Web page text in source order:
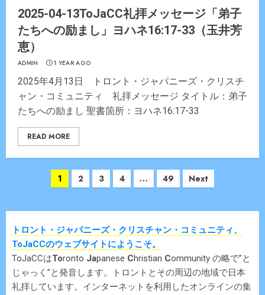
2025-04-13ToJaCC礼拝メッセージ「弟子
たちへの励まし」ヨハネ16:17-33（玉井芳
恵）
ADMIN 1 YEAR AGO
2025年4月13日 トロント・ジャパニーズ・クリスチ
ャン・コミュニティ 礼拝メッセージ タイトル：弟子
たちへの励まし 聖書箇所：ヨハネ16:17-33
READ MORE
1 2 3 4 … 49 Next
トロント・ジャパニーズ・クリスチャン・コミュニティ、
ToJaCCのウェブサイトにようこそ。
ToJaCCはToronto Japanese Christian Community の略で”と
じゃっく”と発音します。トロントとその周辺の地域で日本
礼拝しています。インターネットを利用したオンラインの集